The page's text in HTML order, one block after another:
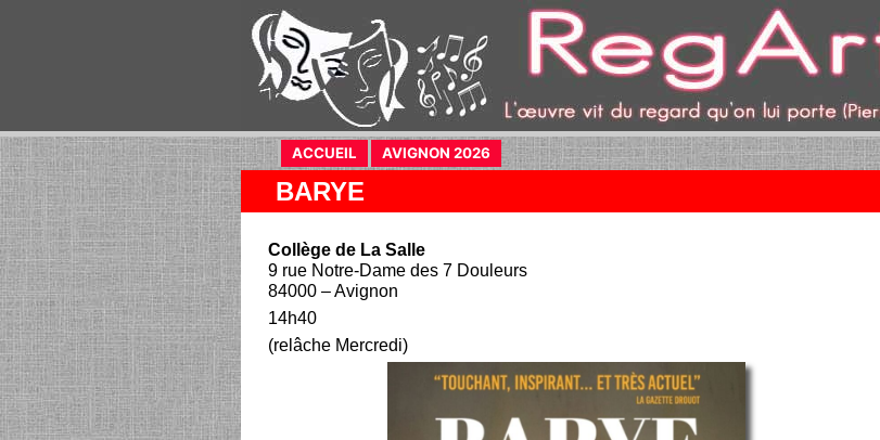
ACCUEIL (current)
AVIGNON 2026 (current)
BARYE
Collège de La Salle
9 rue Notre-Dame des 7 Douleurs
84000 – Avignon
14h40
(relâche Mercredi)